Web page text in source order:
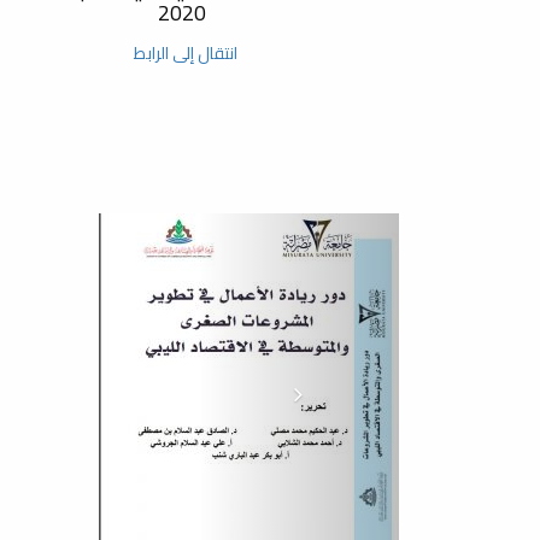
اليوم الختامي لزيارة فريق
تنظيم الامتحانات
تجديد الاعتماد المؤسسي
إجتماع دوري لرؤساء اللجان
متابعة السيد عميد كلية أ.د حسن
2020
انتقال إلى الرابط